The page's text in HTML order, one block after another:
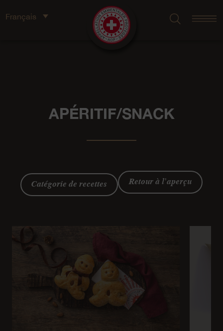
Français
APÉRITIF/SNACK
Catégorie de recettes Retour à l'aperçu